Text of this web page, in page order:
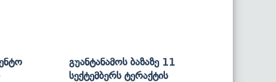
Გუანტანამოს Ბაზაზე 11
Სექტემბერს Ტერაქტის